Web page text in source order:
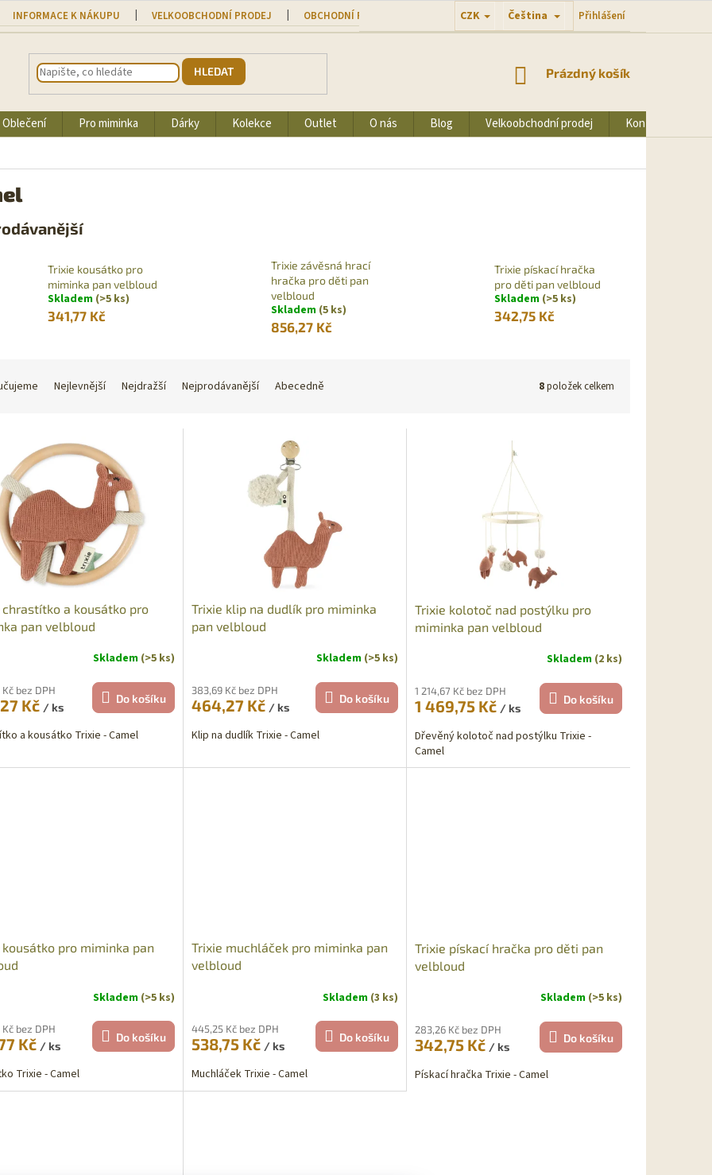
INFORMACE K NÁKUPU VELKOOBCHODNÍ PRODEJ OBCHODNÍ PODMÍNKY PODMÍNKY OCHRANY OSOBNÍCH ÚDAJŮ
CZK Čeština Přihlášení
HLEDAT
NÁKUPNÍ
Prázdný košík
Oblečení Pro miminka Dárky Kolekce Outlet O nás Blog Velkoobchodní prodej Kontakty
Trixie kousátko pro
miminka pan velbloud
Skladem (>5 ks)
341,77 Kč
Trixie závěsná hrací
hračka pro děti pan
velbloud
Skladem (5 ks)
856,27 Kč
Trixie pískací hračka
pro děti pan velbloud
Skladem (>5 ks)
342,75 Kč
Nejlevnější Nejdražší Nejprodávanější Abecedně 8položek celkem
chrastítko a kousátko pro
pan velbloud
Skladem (>5 ks)
bez DPH
Kč / ks
Do košíku
a kousátko Trixie - Camel
Trixie klip na dudlík pro miminka
pan velbloud
Skladem (>5 ks)
383,69 Kč bez DPH
464,27 Kč / ks
Do košíku
Klip na dudlík Trixie - Camel
Trixie kolotoč nad postýlku pro
miminka pan velbloud
Skladem (2 ks)
1 214,67 Kč bez DPH
1 469,75 Kč / ks
Do košíku
Dřevěný kolotoč nad postýlku Trixie -
Camel
kousátko pro miminka pan
Skladem (>5 ks)
bez DPH
Kč / ks
Do košíku
Trixie - Camel
Trixie muchláček pro miminka pan
velbloud
Skladem (3 ks)
445,25 Kč bez DPH
538,75 Kč / ks
Do košíku
Muchláček Trixie - Camel
Trixie pískací hračka pro děti pan
velbloud
Skladem (>5 ks)
283,26 Kč bez DPH
342,75 Kč / ks
Do košíku
Pískací hračka Trixie - Camel